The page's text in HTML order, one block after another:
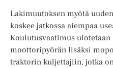
Lakimuutoksen myötä
koskee jatkossa aiempaa
Koulutusvaatimus
moottoripyörän lisäksi
traktorin kuljettajiin, jotka